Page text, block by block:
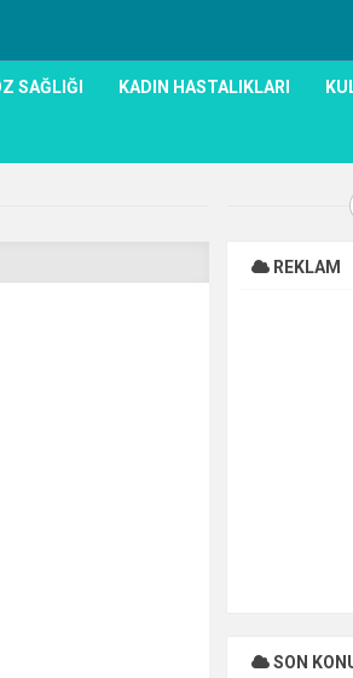
SAĞLIĞI KADIN HASTALIKLARI
REKLAM
SON